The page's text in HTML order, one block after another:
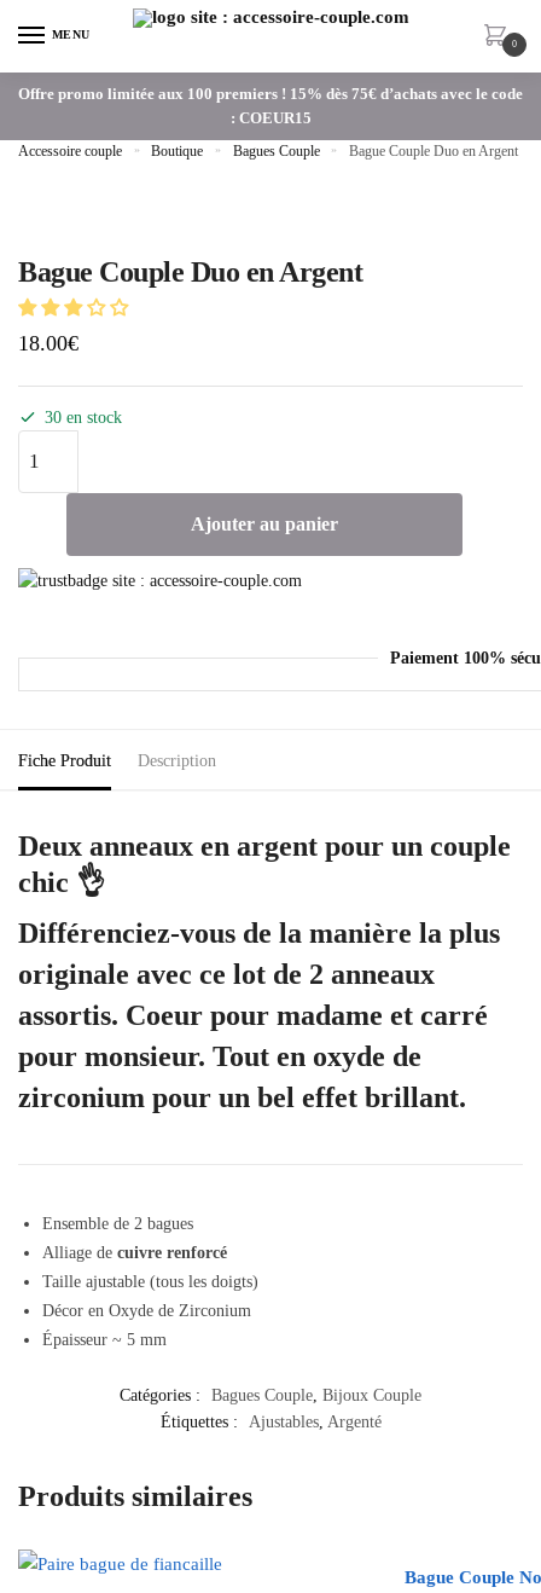
MENU
0
Offre promo limitée aux 100 premiers ! 15% dès 75€ d’achats avec le code
: COEUR15
Accessoire couple » Boutique » Bagues Couple » Bague Couple Duo en Argent
Bague Couple Duo en Argent
18.00€
30 en stock
Ajouter au panier
Paiement 100%
Fiche Produit Description
Deux anneaux en argent pour un couple
chic 👌
Différenciez-vous de la manière la plus
originale avec ce lot de 2 anneaux
assortis. Coeur pour madame et carré
pour monsieur. Tout en oxyde de
zirconium pour un bel effet brillant.
Ensemble de 2 bagues
Alliage de cuivre renforcé
Taille ajustable (tous les doigts)
Décor en Oxyde de Zirconium
Épaisseur ~ 5 mm
Catégories : Bagues Couple, Bijoux Couple
Étiquettes :
Ajustables, Argenté
Produits similaires
Bague Couple